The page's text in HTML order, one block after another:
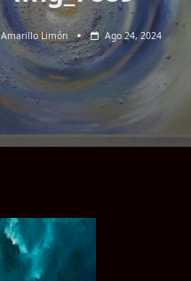
Amarillo Limón Ago 24, 2024